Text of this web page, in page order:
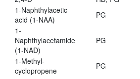
1-Naphthylacetic
acid (1-NAA)
PG
1-
Naphthylacetamide
(1-NAD)
PG
1-Methyl-
cyclopropene
PG